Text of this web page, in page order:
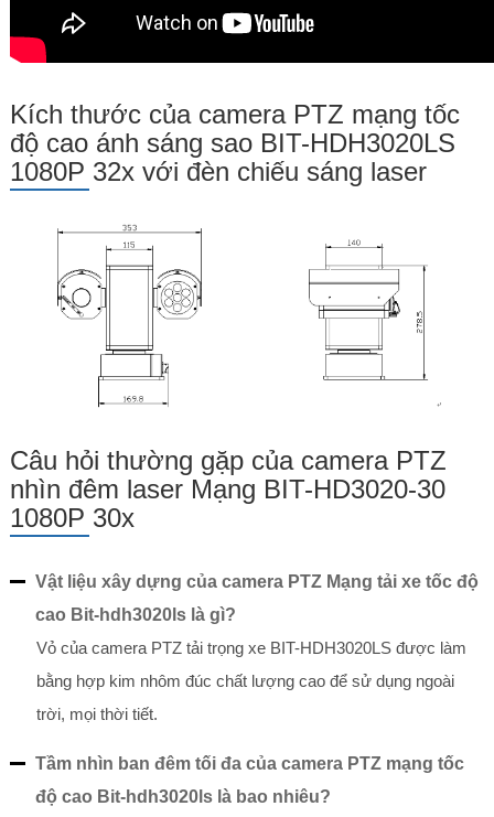
Kích thước của camera PTZ mạng tốc
độ cao ánh sáng sao BIT-HDH3020LS
1080P 32x với đèn chiếu sáng laser
Câu hỏi thường gặp của camera PTZ
nhìn đêm laser Mạng BIT-HD3020-30
1080P 30x
Vật liệu xây dựng của camera PTZ Mạng tải xe tốc độ
cao Bit-hdh3020ls là gì?
Vỏ của camera PTZ tải trọng xe BIT-HDH3020LS được làm
bằng hợp kim nhôm đúc chất lượng cao để sử dụng ngoài
trời, mọi thời tiết.
Tầm nhìn ban đêm tối đa của camera PTZ mạng tốc
độ cao Bit-hdh3020ls là bao nhiêu?